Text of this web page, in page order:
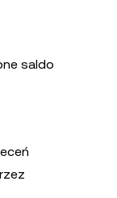
saldo